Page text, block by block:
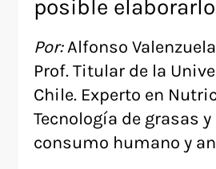
posible
Por:Alfonso
Prof. Titular de la
Chile. Experto en
Tecnología de grasas
consumo humano y